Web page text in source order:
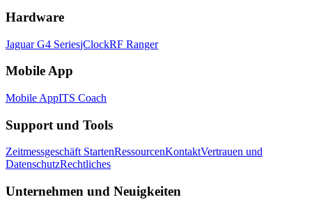
Hardware
Jaguar G4 SeriesjClockRF Ranger
Mobile App
Mobile AppITS Coach
Support und Tools
Zeitmessgeschäft StartenRessourcenKontaktVertrauen und
DatenschutzRechtliches
Unternehmen und Neuigkeiten